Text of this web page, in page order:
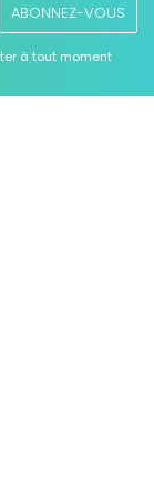
ABONNEZ-VOUS
à tout moment